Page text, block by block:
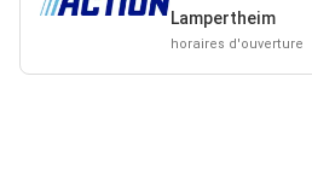
Lampertheim
horaires d'ouverture